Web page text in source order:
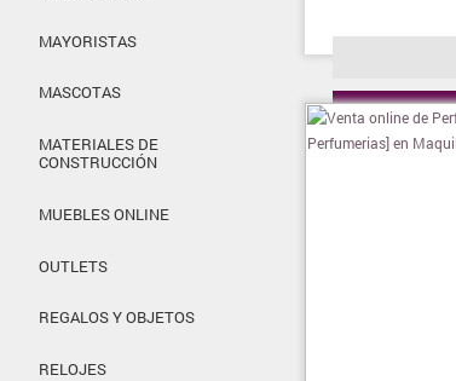
MAYORISTAS
MASCOTAS
MATERIALES DE
CONSTRUCCIÓN
MUEBLES ONLINE
OUTLETS
REGALOS Y OBJETOS
RELOJES
»